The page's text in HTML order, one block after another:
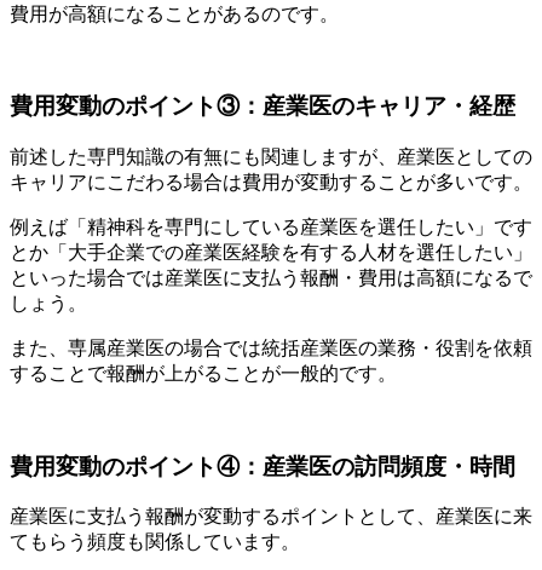
費用が高額になることがあるのです。
費用変動のポイント③：産業医のキャリア・経歴
前述した専門知識の有無にも関連しますが、産業医としての
キャリアにこだわる場合は費用が変動することが多いです。
例えば「精神科を専門にしている産業医を選任したい」です
とか「大手企業での産業医経験を有する人材を選任したい」
といった場合では産業医に支払う報酬・費用は高額になるで
しょう。
また、専属産業医の場合では統括産業医の業務・役割を依頼
することで報酬が上がることが一般的です。
費用変動のポイント④：産業医の訪問頻度・時間
産業医に支払う報酬が変動するポイントとして、産業医に来
てもらう頻度も関係しています。